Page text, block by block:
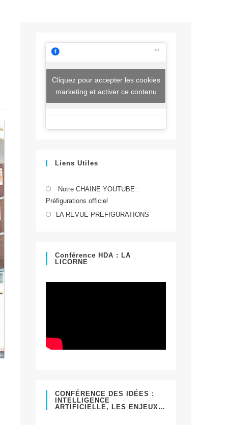
Cliquez pour accepter les cookies
marketing et activer ce contenu
Liens Utiles
Notre CHAINE YOUTUBE :
Préfigurations officiel
LA REVUE PREFIGURATIONS
Conférence HDA : LA
LICORNE
CONFÉRENCE DES IDÉES :
INTELLIGENCE
ARTIFICIELLE, LES ENJEUX…